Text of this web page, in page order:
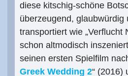
diese kitschig-schöne
überzeugend, glaubwürdig
transportiert wie „Verflucht
schon altmodisch inszeniert
seinen ersten Spielfilm
Greek Wedding 2“ (2016)